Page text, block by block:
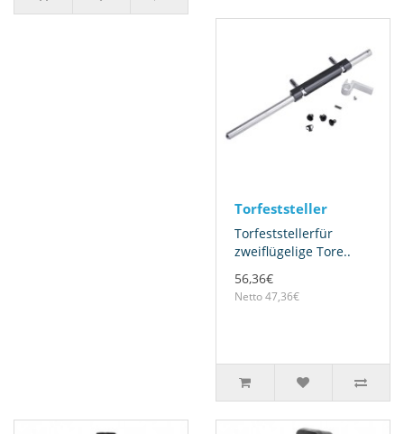
Torfeststeller
Torfeststellerfür
zweiflügelige Tore..
56,36€
Netto 47,36€